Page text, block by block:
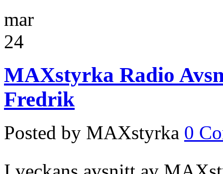
mar
24
MAXstyrka Radio
Fredrik
Posted by MAXstyrka 0